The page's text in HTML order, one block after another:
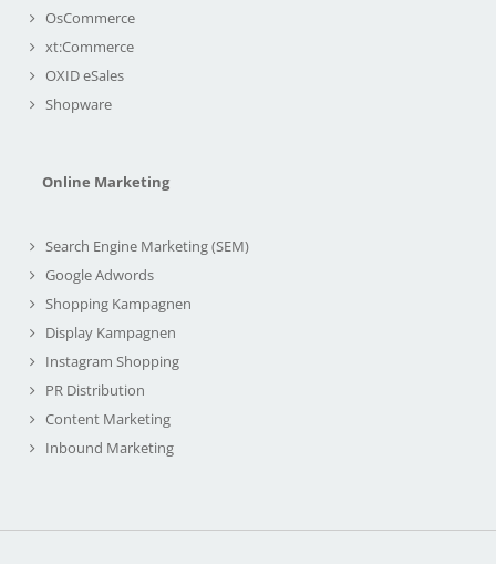
OsCommerce
xt:Commerce
OXID eSales
Shopware
Online Marketing
Search Engine Marketing (SEM)
Google Adwords
Shopping Kampagnen
Display Kampagnen
Instagram Shopping
PR Distribution
Content Marketing
Inbound Marketing